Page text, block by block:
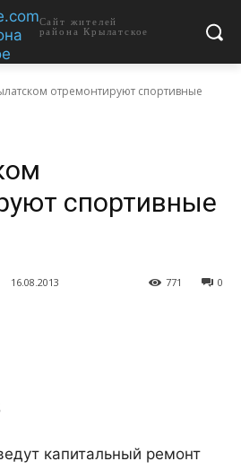
Сайт жителей
района Крылатское
отремонтируют спортивные
спортивные
16.08.2013 0
771
капитальный ремонт